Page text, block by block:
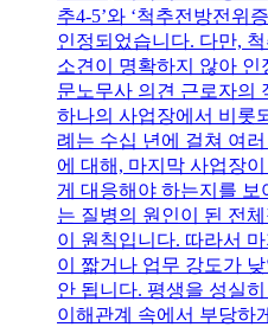
추4-5’와 ‘척추전방전위
인정되었습니다. 다만,
소견이 명확하지 않아
문노무사 의견 근로자의
하나의 사업장에서 비롯
례는 수십 년에 걸쳐 여
에 대해, 마지막 사업장
게 대응해야 하는지를 보
는 질병의 원인이 된 전
이 원칙입니다. 따라서
이 짧거나 업무 강도가
안 됩니다. 평생을 성실
이해관계 속에서 부당하